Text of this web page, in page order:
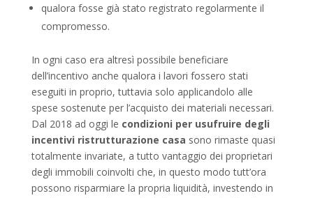
qualora fosse già stato registrato regolarmente il
compromesso.
In ogni caso era altresì possibile beneficiare
dell’incentivo anche qualora i lavori fossero stati
eseguiti in proprio, tuttavia solo applicandolo alle
spese sostenute per l’acquisto dei materiali necessari.
Dal 2018 ad oggi le condizioni per usufruire degli
incentivi ristrutturazione casa sono rimaste quasi
totalmente invariate, a tutto vantaggio dei proprietari
degli immobili coinvolti che, in questo modo tutt’ora
possono risparmiare la propria liquidità, investendo in